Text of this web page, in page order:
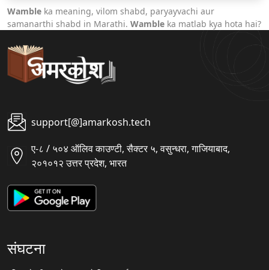
Wamble ka meaning, vilom shabd, paryayvachi aur
samanarthi shabd in Marathi. Wamble ka matlab kya hota hai?
support[@]amarkosh.tech
ए-८ / ५०४ ऑलिव काउण्टी, सैक्टर ५, वसुन्धरा, गाजियाबाद,
२०१०१२ उत्तर प्रदेश, भारत
संघटना